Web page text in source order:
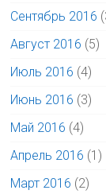
Сентябрь 2016
Август 2016 (5)
Июль 2016 (4)
Июнь 2016 (3)
Май 2016 (4)
Апрель 2016 (1)
Март 2016 (2)